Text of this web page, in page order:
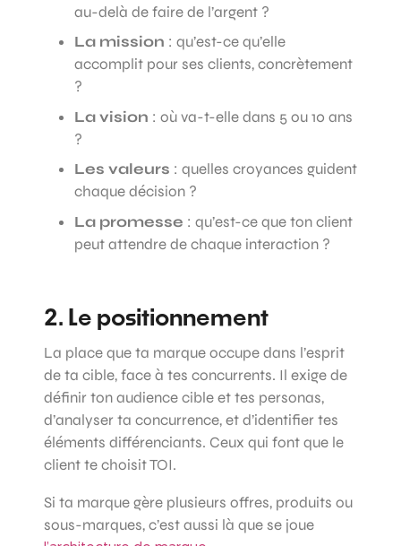
au-delà de faire de l’argent ?
La mission : qu’est-ce qu’elle
accomplit pour ses clients, concrètement
?
La vision : où va-t-elle dans 5 ou 10 ans
?
Les valeurs : quelles croyances guident
chaque décision ?
La promesse : qu’est-ce que ton client
peut attendre de chaque interaction ?
2. Le positionnement
La place que ta marque occupe dans l’esprit
de ta cible, face à tes concurrents. Il exige de
définir ton audience cible et tes personas,
d’analyser ta concurrence, et d’identifier tes
éléments différenciants. Ceux qui font que le
client te choisit TOI.
Si ta marque gère plusieurs offres, produits ou
sous-marques, c’est aussi là que se joue